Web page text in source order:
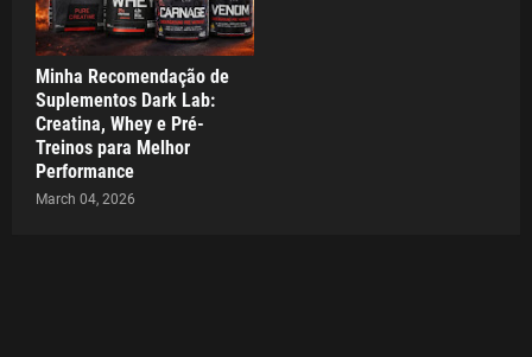
Minha Recomendação de
Suplementos Dark Lab:
Creatina, Whey e Pré-
Treinos para Melhor
Performance
March 04, 2026